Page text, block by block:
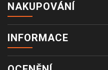
NAKUPOVÁNÍ
INFORMACE